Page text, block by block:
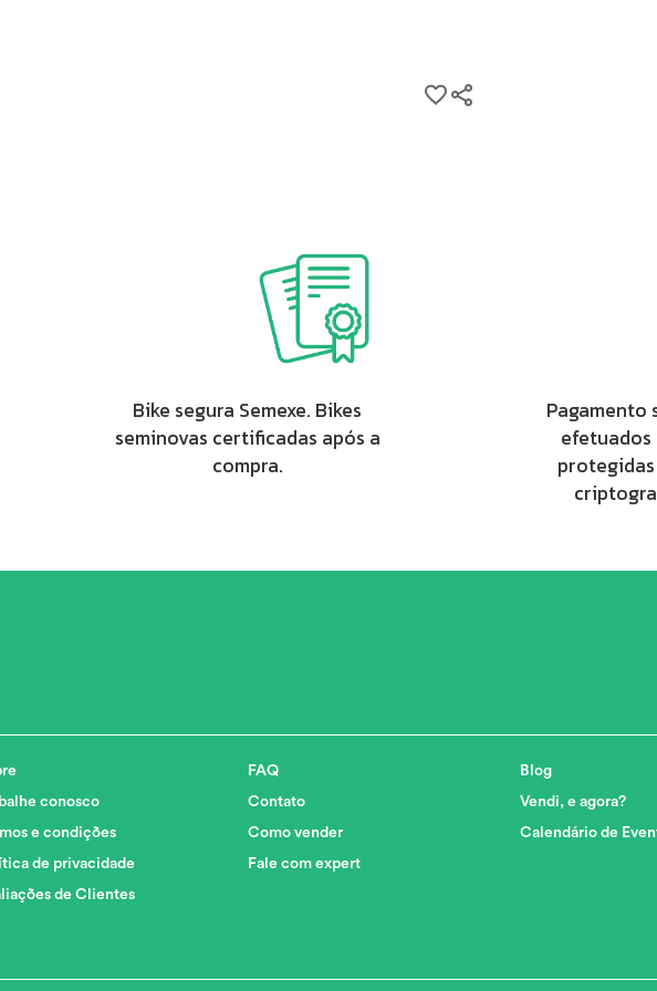
carbono
Bike segura Semexe. Bikes
seminovas certificadas após a
compra.
Pagamento
efetuados
conosco
e condições
de privacidade
de Clientes
FAQ
Contato
Como vender
Fale com expert
Blog
Vendi, e agora?
Calendário de